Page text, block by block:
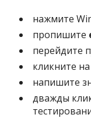
нажмите
пропишите
перейдите
кликните
напишите
дважды